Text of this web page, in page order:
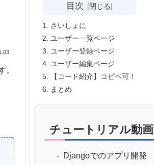
。
目次
さいしょに
ユーザー一覧ページ
ユーザー登録ページ
ユーザー編集ページ
【コード紹介】コピペ可！
まとめ
チュートリアル動画
Djangoでのアプリ開発